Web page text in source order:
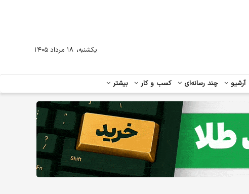
آرشیو چند رسانه‌ای کسب و کار بیشتر
یکشنبه، ۱۸ مرداد ۱۴۰۵